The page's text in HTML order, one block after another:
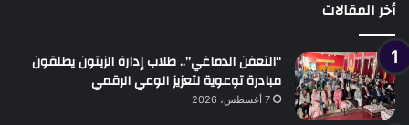
أخر المقالات
“التعفن الدماغي”.. طلاب إدارة الزيتون يطلقون
مبادرة توعوية لتعزيز الوعي الرقمي
7 أغسطس، 2026